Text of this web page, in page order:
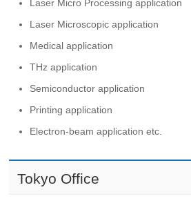
Laser Micro Processing application
Laser Microscopic application
Medical application
THz application
Semiconductor application
Printing application
Electron-beam application etc.
Tokyo Office